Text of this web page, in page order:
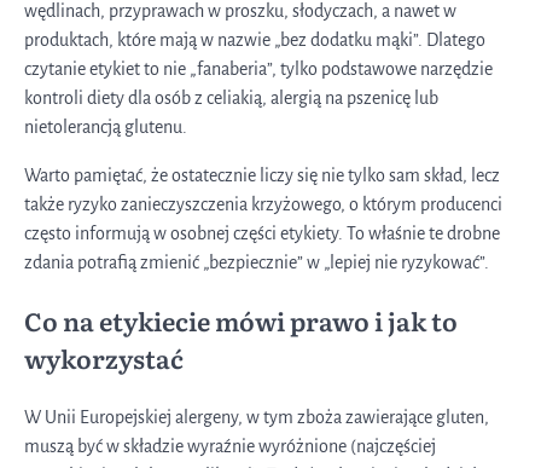
wędlinach, przyprawach w proszku, słodyczach, a nawet w
produktach, które mają w nazwie „bez dodatku mąki”. Dlatego
czytanie etykiet to nie „fanaberia”, tylko podstawowe narzędzie
kontroli diety dla osób z celiakią, alergią na pszenicę lub
nietolerancją glutenu.
Warto pamiętać, że ostatecznie liczy się nie tylko sam skład, lecz
także ryzyko zanieczyszczenia krzyżowego, o którym producenci
często informują w osobnej części etykiety. To właśnie te drobne
zdania potrafią zmienić „bezpiecznie” w „lepiej nie ryzykować”.
Co na etykiecie mówi prawo i jak to
wykorzystać
W Unii Europejskiej alergeny, w tym zboża zawierające gluten,
muszą być w składzie wyraźnie wyróżnione (najczęściej